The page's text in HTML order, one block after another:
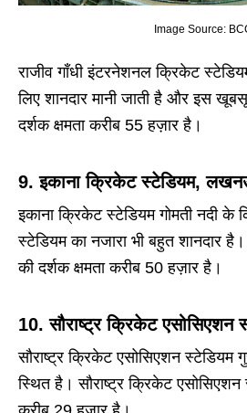
Image Source:
राजीव गाँधी इंटरनेशनल क्रिकेट
लिए शानदार मानी जाती है और इस
दर्शक क्षमता करीब 55 हज़ार है।
9. इकाना क्रिकेट स्टेडियम,
इकाना क्रिकेट स्टेडियम गोमती नदी
स्टेडियम का नजारा भी बहुत शानदार
की दर्शक क्षमता करीब 50 हज़ार है।
10. सौराष्ट्र क्रिकेट एसोसिएशन
सौराष्ट्र क्रिकेट एसोसिएशन
स्थित है। सौराष्ट्र क्रिकेट एसोसिएशन